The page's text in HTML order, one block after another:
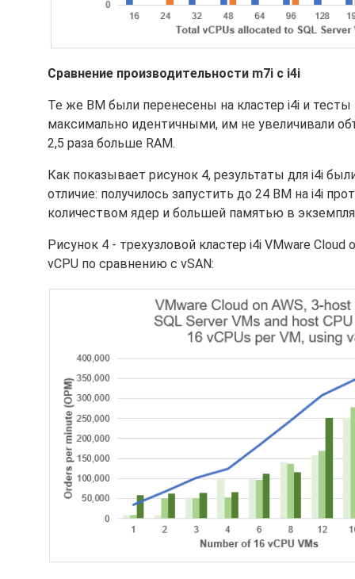
Сравнение производительности m7i с i4i
Те же ВМ были перенесены на кластер i4i и
максимально идентичными, им не увеличивали
2,5 раза больше RAM.
Как показывает рисунок 4, результаты для i4i
отличие: получилось запустить до 24 ВМ на i4i
количеством ядер и большей памятью в
Рисунок 4 - трехузловой кластер i4i VMware
vCPU по сравнению с vSAN: